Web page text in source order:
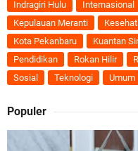
Indragiri Hulu
Internasional
Kepulauan Meranti
Kota Pekanbaru
Kuantan
Pendidikan
Rokan Hilir
Sosial
Teknologi Umum
Populer